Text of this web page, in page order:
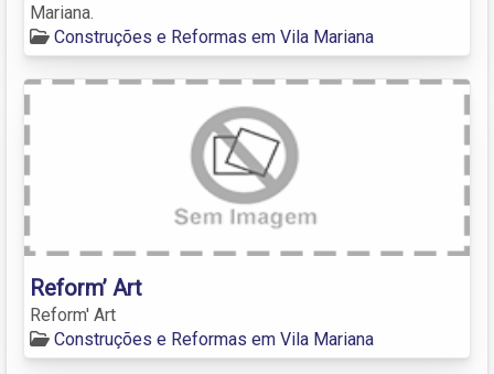
Mariana.
Construções e Reformas em Vila Mariana
Reform’ Art
Reform' Art
Construções e Reformas em Vila Mariana